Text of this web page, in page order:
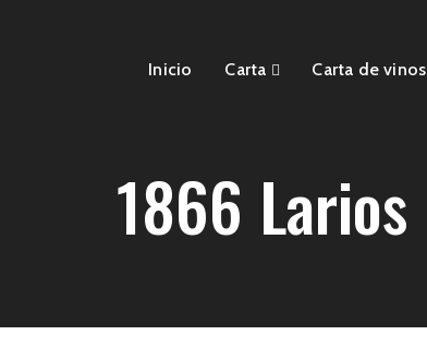
Inicio Carta Carta de vinos
1866 Larios